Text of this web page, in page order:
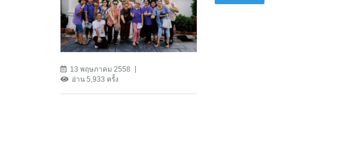
13 พฤษภาคม 2558
อ่าน 5,933 ครั้ง